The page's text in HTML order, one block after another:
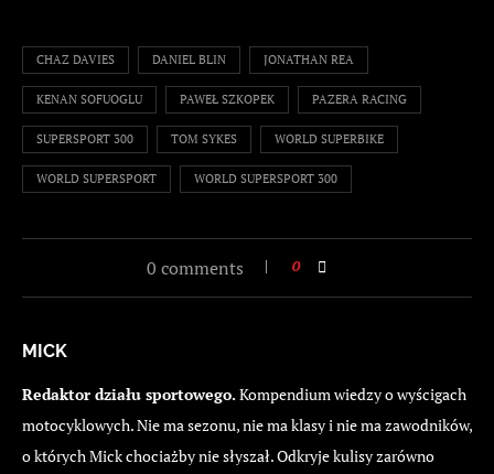
CHAZ DAVIES DANIEL BLIN JONATHAN REA
KENAN SOFUOGLU PAWEŁ SZKOPEK PAZERA RACING
SUPERSPORT 300 TOM SYKES WORLD SUPERBIKE
WORLD SUPERSPORT WORLD SUPERSPORT 300
0 comments 0
MICK
Redaktor działu sportowego.Kompendium wiedzy o wyścigach
motocyklowych. Nie ma sezonu, nie ma klasy i nie ma zawodników,
o których Mick chociażby nie słyszał. Odkryje kulisy zarówno